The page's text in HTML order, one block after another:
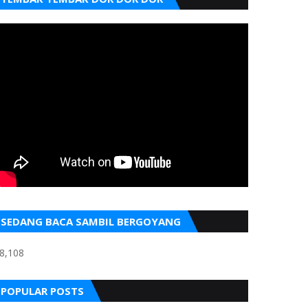
SEDANG BACA SAMBIL BERGOYANG
POPULAR POSTS